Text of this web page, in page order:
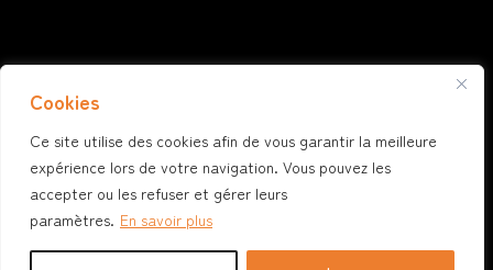
Cookies
Ce site utilise des cookies afin de vous garantir la meilleure
expérience lors de votre navigation. Vous pouvez les
accepter ou les refuser et gérer leurs
paramètres. En savoir plus
Suivez-nous